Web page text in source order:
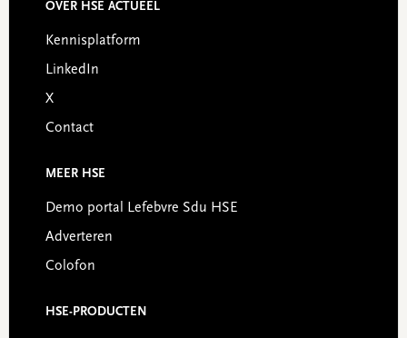
Footer
OVER HSE ACTUEEL
Kennisplatform
LinkedIn
X
Contact
MEER HSE
Demo portal Lefebvre Sdu HSE
Adverteren
Colofon
HSE-PRODUCTEN